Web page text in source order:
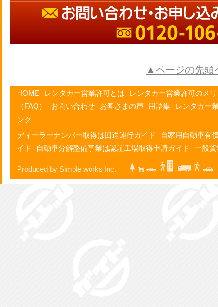
▲ページの先頭
HOME レンタカー営業許可とは
レンタカー営業許可のメ
（FAQ）
お問い合わせ お客さまの声 用語集
レンタカー
ンク
ディーラーナンバー取得は回送運行ガイド
自家用自動車有
イド
自動車分解整備事業は認証工場取得申請ガイド 一般
Produced by Simple works Inc.